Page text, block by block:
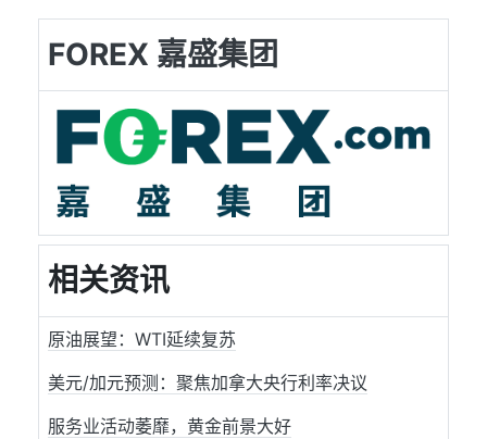
FOREX 嘉盛集团
相关资讯
原油展望：WTI延续复苏
美元/加元预测：聚焦加拿大央行利率决议
服务业活动萎靡，黄金前景大好